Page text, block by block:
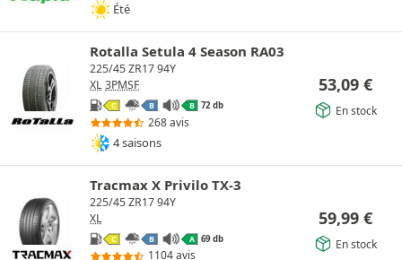
Été
Rotalla Setula 4 Season RA03
225/45 ZR17 94Y
XL 3PMSF
C B B 72 db
268 avis
4 saisons
53,09 €
En stock
Tracmax X Privilo TX-3
225/45 ZR17 94Y
XL
C B A 69 db
1104 avis
59,99 €
En stock